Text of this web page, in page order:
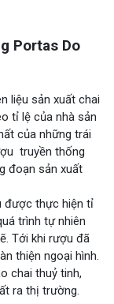
Portas Do
liệu sản xuất chai
tỉ lệ của nhà sản
của những trái
truyền thống
đoạn sản xuất
được thực hiện tỉ
trình tự nhiên
Tới khi rượu đã
thiện ngoại hình.
chai thuỷ tinh,
ra thị trường.